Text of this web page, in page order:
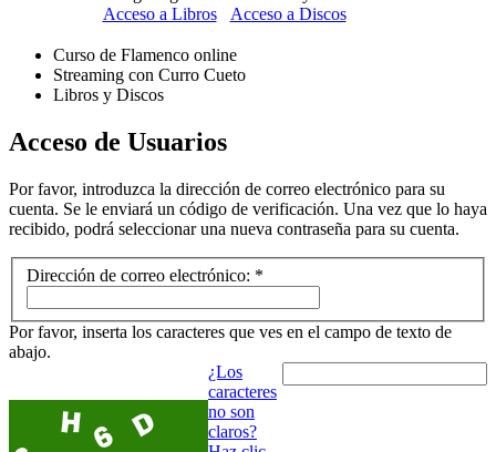
Acceso a Libros
Acceso a Discos
Curso de Flamenco online
Streaming con Curro Cueto
Libros y Discos
Acceso de Usuarios
Por favor, introduzca la dirección de correo electrónico para su
cuenta. Se le enviará un código de verificación. Una vez que lo haya
recibido, podrá seleccionar una nueva contraseña para su cuenta.
Dirección de correo electrónico: *
Por favor, inserta los caracteres que ves en el campo de texto de
abajo.
¿Los
caracteres
no son
claros?